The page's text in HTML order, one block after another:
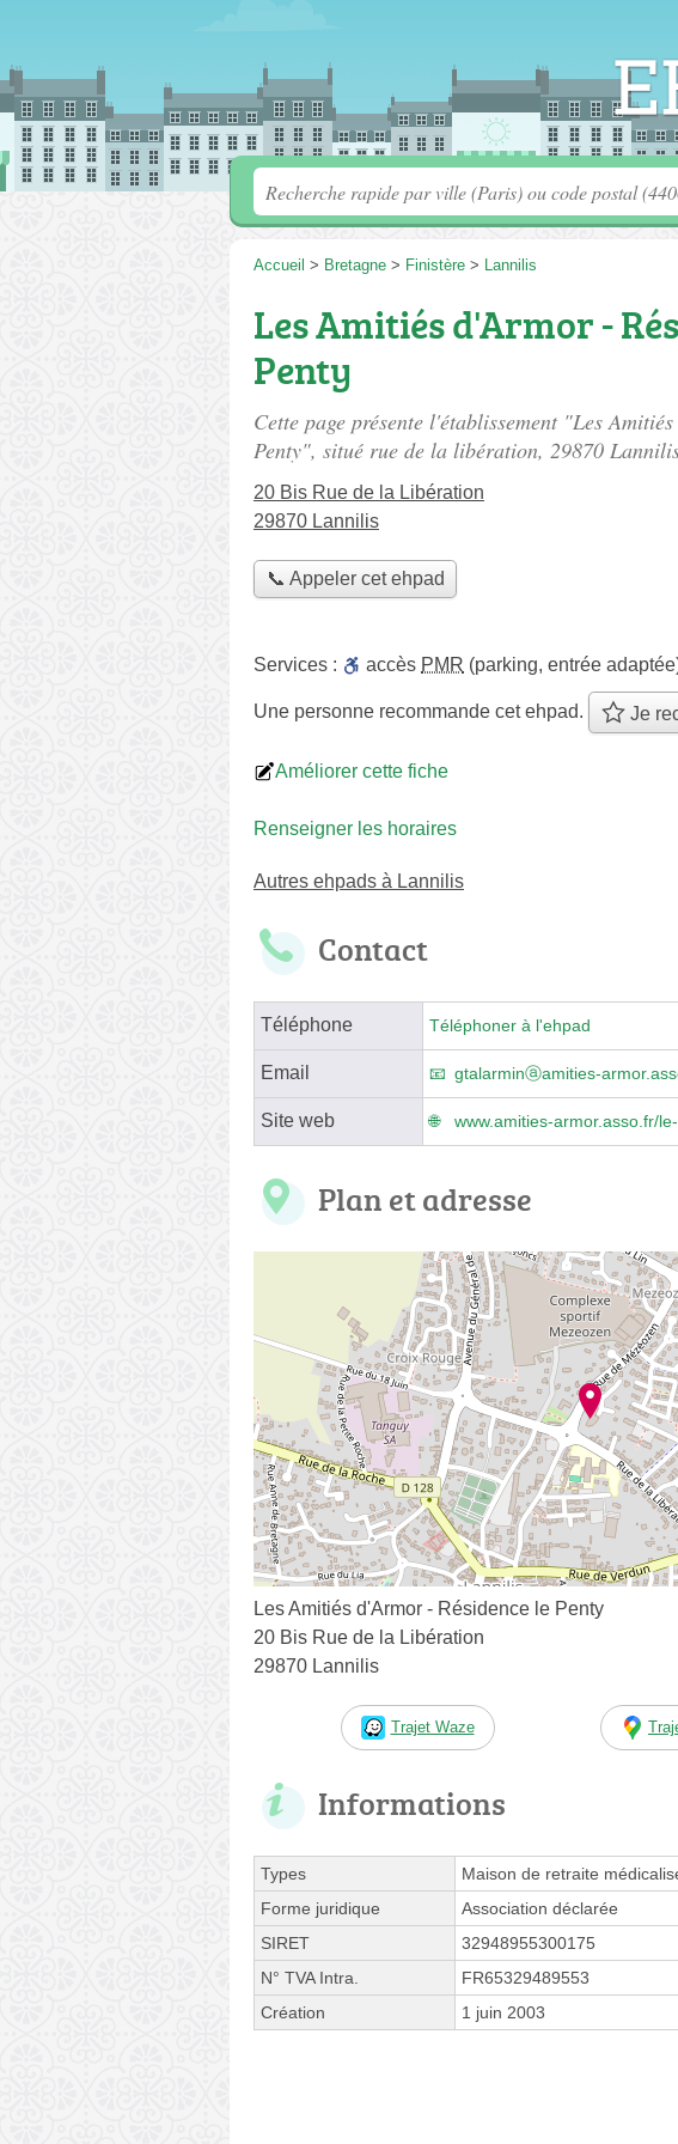
Accueil > Bretagne > Finistère > Lannilis
Les Amitiés d'Armor -
Penty
Cette page présente l'établissement "Les
Penty", situé rue de la libération, 29870
20 Bis Rue de la Libération
29870 Lannilis
📞 Appeler cet ehpad
Services : accès PMR (parking, entrée
Une personne recommande cet ehpad. Je
Améliorer cette fiche
Renseigner les horaires
Autres ehpads à Lannilis
Contact
Téléphone Téléphoner à l'ehpad
Email gtalarminⓐamities-
Site web www.amities-armor.asso.fr/
Plan et adresse
Les Amitiés d'Armor - Résidence le Penty
20 Bis Rue de la Libération
29870 Lannilis
Trajet Waze
Informations
Types
Maison de retraite
Forme juridique
Association déclarée
SIRET
32948955300175
N° TVA Intra.
FR65329489553
Création
1 juin 2003